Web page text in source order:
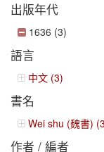
出版年代
1636 (3)
語言
中文 (3)
書名
Wei shu (魏書)
作者 / 編者